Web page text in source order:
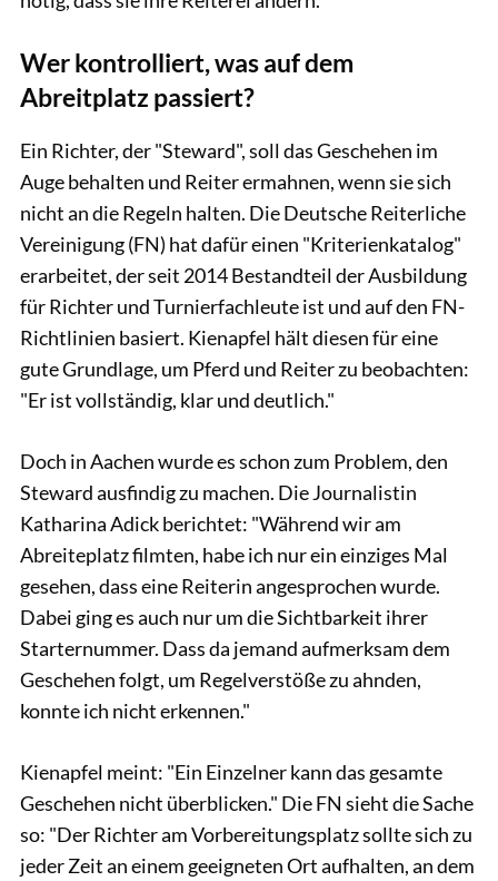
Wer kontrolliert, was auf dem
Abreitplatz passiert?
Ein Richter, der "Steward", soll das Geschehen im
Auge behalten und Reiter ermahnen, wenn sie sich
nicht an die Regeln halten. Die Deutsche Reiterliche
Vereinigung (FN) hat dafür einen "Kriterienkatalog"
erarbeitet, der seit 2014 Bestandteil der Ausbildung
für Richter und Turnierfachleute ist und auf den FN-
Richtlinien basiert. Kienapfel hält diesen für eine
gute Grundlage, um Pferd und Reiter zu beobachten:
"Er ist vollständig, klar und deutlich."
Doch in Aachen wurde es schon zum Problem, den
Steward ausfindig zu machen. Die Journalistin
Katharina Adick berichtet: "Während wir am
Abreiteplatz filmten, habe ich nur ein einziges Mal
gesehen, dass eine Reiterin angesprochen wurde.
Dabei ging es auch nur um die Sichtbarkeit ihrer
Starternummer. Dass da jemand aufmerksam dem
Geschehen folgt, um Regelverstöße zu ahnden,
konnte ich nicht erkennen."
Kienapfel meint: "Ein Einzelner kann das gesamte
Geschehen nicht überblicken." Die FN sieht die Sache
so: "Der Richter am Vorbereitungsplatz sollte sich zu
jeder Zeit an einem geeigneten Ort aufhalten, an dem